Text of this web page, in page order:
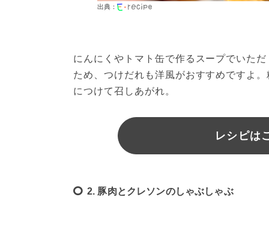
出典：
にんにくやトマト缶で作るスープでいた
ため、つけだれも洋風がおすすめですよ
につけて召しあがれ。
レシピは
2. 豚肉とクレソンのしゃぶしゃぶ